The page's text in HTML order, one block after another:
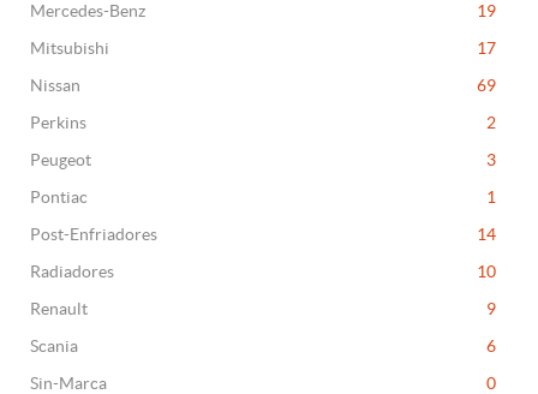
Mercedes-Benz
19
Mitsubishi
17
Nissan
69
Perkins
2
Peugeot
3
Pontiac
1
Post-Enfriadores
14
Radiadores
10
Renault
9
Scania
6
Sin-Marca
0